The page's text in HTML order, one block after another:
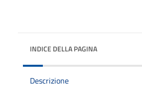
INDICE DELLA PAGINA
Descrizione